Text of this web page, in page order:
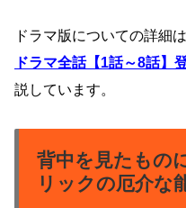
ドラマ版についての詳細は
ドラマ全話【1話～8話】
説しています。
背中を見たもの
リックの厄介な